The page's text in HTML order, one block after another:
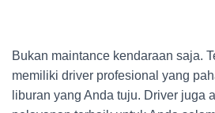
Bukan maintance kendaraan saja.
memiliki driver profesional yang
liburan yang Anda tuju. Driver juga